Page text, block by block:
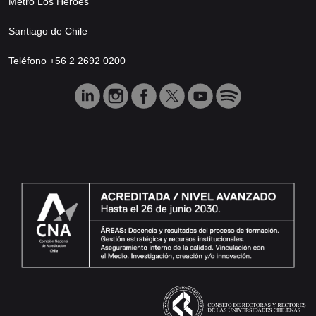
Santiago de Chile
Teléfono +56 2 2692 0200